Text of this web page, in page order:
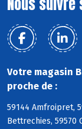
Votre magasin
proche de :
59144 Amfroipret,
Bettrechies, 59570